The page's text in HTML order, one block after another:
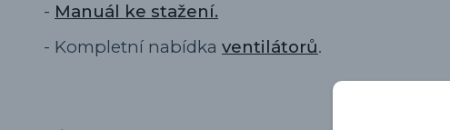
- Manuál ke stažení.
- Kompletní nabídka ventilátorů.